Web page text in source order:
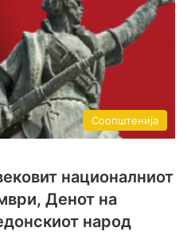
Соопштенија
националниот
Денот на
народ